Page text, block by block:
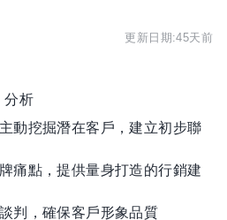
更新日期:45天前
分析
動挖掘潛在客戶，建立初步聯
痛點，提供量身打造的行銷建
判，確保客戶形象品質